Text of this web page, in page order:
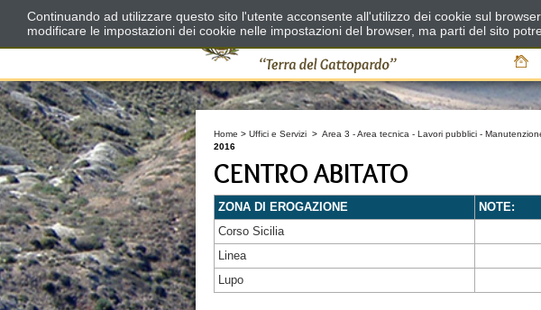
Home > Uffici e Servizi > Area 3 - Area tecnica - Lavori pubblici -
2016
CENTRO ABITATO
ZONA DI EROGAZIONE NOTE:
Corso Sicilia
Linea
Lupo
Continuando ad utilizzare questo sito l'utente acconsente all'utilizzo dei cookie sul
modificare le impostazioni dei cookie nelle impostazioni del browser, ma parti del sito